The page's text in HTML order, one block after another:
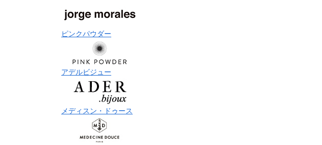
ピンクパウダー
アデルビジュー
メディスン・ドゥース